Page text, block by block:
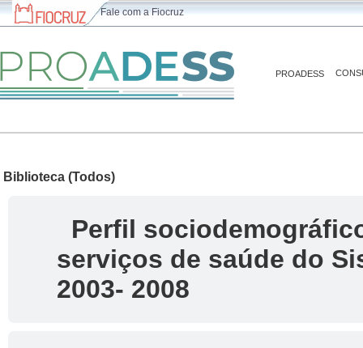
Fale com a Fiocruz
PROADESS
Biblioteca (Todos)
Perfil
serviços de saúde do
2003- 2008